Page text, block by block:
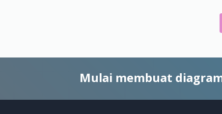
Mulai membuat